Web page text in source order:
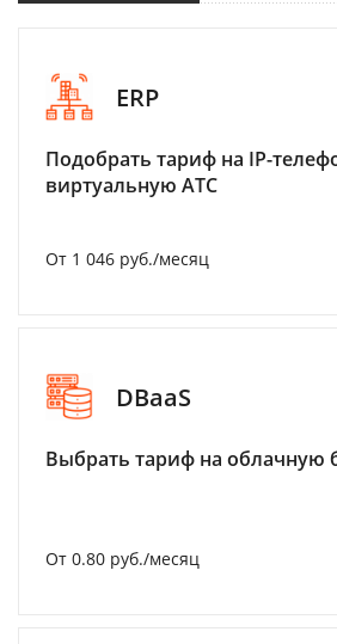
ERP
Подобрать тариф на IP-
виртуальную АТС
От 1 046 руб./месяц
DBaaS
Выбрать тариф на облачную
От 0.80 руб./месяц